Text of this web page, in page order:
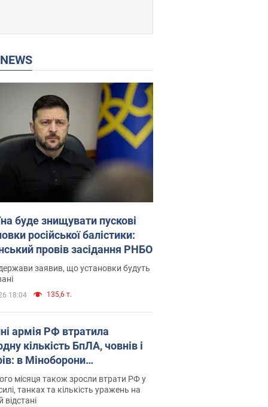
NEWS
буде знищувати пускові
російської балістики:
провів засідання РНБО
заявив, що установки будуть
18:04 135,6 т.
армія РФ втратила
кількість БпЛА, човнів і
в Міноборони
статистику
місяця також зросли втрати РФ у
танках та кількість уражень на
відстані